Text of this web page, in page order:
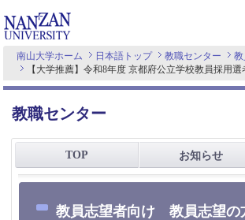
南山大学ホーム 日本語トップ 教職センター 教
【大学推薦】令和8年度 京都府公立学校教員採用
教職センター
TOP お知らせ
教員志望者向け 教員志望